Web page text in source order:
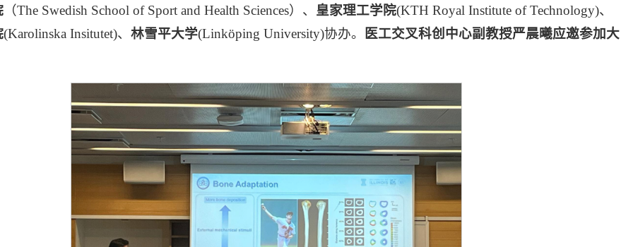
（The Swedish School of Sport and Health Sciences）、 皇家理工学院(KTH Royal Institute of Technology)、
(Karolinska Insitutet)、 林雪平大学(Linköping University)协办。 医工交叉科创中心副教授严晨曦应邀参加大